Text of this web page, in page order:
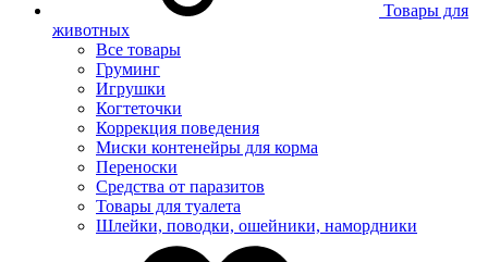
Товары для
животных
Все товары
Груминг
Игрушки
Когтеточки
Коррекция поведения
Миски контенейры для корма
Переноски
Средства от паразитов
Товары для туалета
Шлейки, поводки, ошейники, намордники